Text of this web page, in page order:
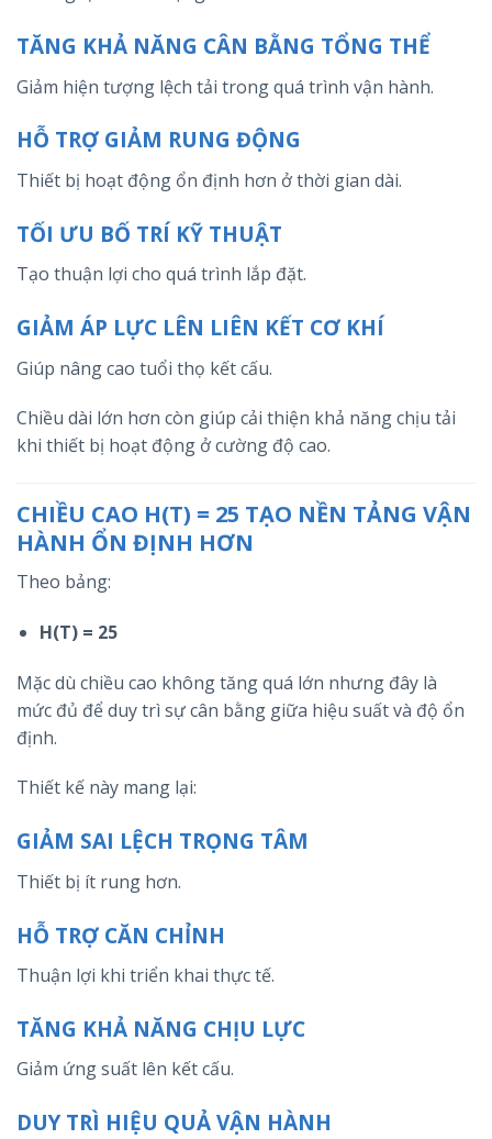
TĂNG KHẢ NĂNG CÂN BẰNG TỔNG THỂ
Giảm hiện tượng lệch tải trong quá trình vận hành.
HỖ TRỢ GIẢM RUNG ĐỘNG
Thiết bị hoạt động ổn định hơn ở thời gian dài.
TỐI ƯU BỐ TRÍ KỸ THUẬT
Tạo thuận lợi cho quá trình lắp đặt.
GIẢM ÁP LỰC LÊN LIÊN KẾT CƠ KHÍ
Giúp nâng cao tuổi thọ kết cấu.
Chiều dài lớn hơn còn giúp cải thiện khả năng chịu tải
khi thiết bị hoạt động ở cường độ cao.
CHIỀU CAO H(T) = 25 TẠO NỀN TẢNG VẬN
HÀNH ỔN ĐỊNH HƠN
Theo bảng:
H(T) = 25
Mặc dù chiều cao không tăng quá lớn nhưng đây là
mức đủ để duy trì sự cân bằng giữa hiệu suất và độ ổn
định.
Thiết kế này mang lại:
GIẢM SAI LỆCH TRỌNG TÂM
Thiết bị ít rung hơn.
HỖ TRỢ CĂN CHỈNH
Thuận lợi khi triển khai thực tế.
TĂNG KHẢ NĂNG CHỊU LỰC
Giảm ứng suất lên kết cấu.
DUY TRÌ HIỆU QUẢ VẬN HÀNH